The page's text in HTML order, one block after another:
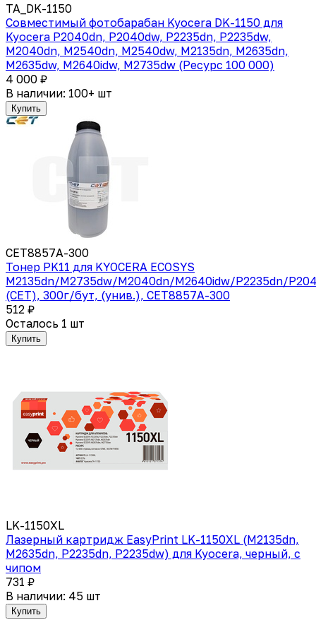
TA_DK-1150
Совместимый фотобарабан Kyocera DK-1150 для
Kyocera P2040dn, P2040dw, P2235dn, P2235dw,
M2040dn, M2540dn, M2540dw, M2135dn, M2635dn,
M2635dw, M2640idw, M2735dw (Ресурс 100 000)
4 000 ₽
В наличии: 100+ шт
Купить
CET8857A-300
Тонер PK11 для KYOCERA ECOSYS
M2135dn/M2735dw/M2040dn/M2640idw/P2235dn/
(CET), 300г/бут, (унив.), CET8857A-300
512 ₽
Осталось 1 шт
Купить
LK-1150XL
Лазерный картридж EasyPrint LK-1150XL (M2135dn,
M2635dn, P2235dn, P2235dw) для Kyocera, черный, с
чипом
731 ₽
В наличии: 45 шт
Купить